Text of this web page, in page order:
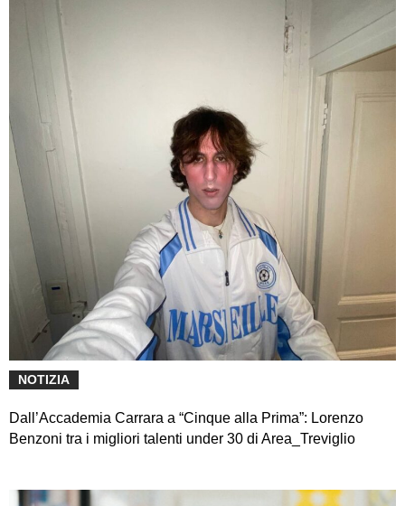
NOTIZIA
Dall’Accademia Carrara a “Cinque alla Prima”: Lorenzo
Benzoni tra i migliori talenti under 30 di Area_Treviglio